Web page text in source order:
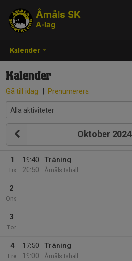
Kalender
Åmåls SK
A-lag
Kalender
Gå till idag | Prenumerera
Oktober 2024
1
Tis
19:40
20:50
Träning
Åmåls Ishall
2
Ons
3
Tor
4
Fre
17:50
19:00
Träning
Åmåls Ishall